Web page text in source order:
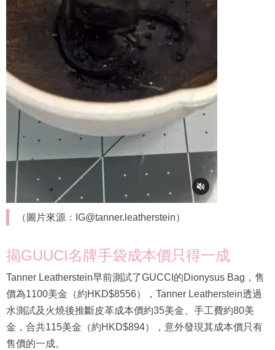
（圖片來源：IG@tanner.leatherstein）
揭GUUCI名牌手袋成本價只得一成
Tanner Leatherstein早前測試了GUCCI的Dionysus Bag，售
價為1100美金（約HKD$8556），Tanner Leatherstein透過
水測試及火燒後推斷皮革成本價約35美金、手工費約80美
金，合共115美金（約HKD$894），意外發現其成本價只有
售價的一成。